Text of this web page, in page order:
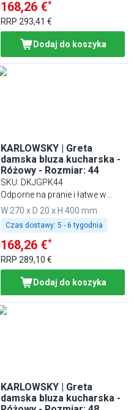
168,26 €*
RRP293,41 €
Dodaj do koszyka
KARLOWSKY | Greta
damska bluza kucharska -
Różowy - Rozmiar: 44
SKU: DKJGPK44
Odporne na pranie i łatwe w
pielęgnacji
W 270 x D 20 x H 400 mm
Czas dostawy: 5 - 6 tygodnia
168,26 €*
RRP289,10 €
Dodaj do koszyka
KARLOWSKY | Greta
damska bluza kucharska -